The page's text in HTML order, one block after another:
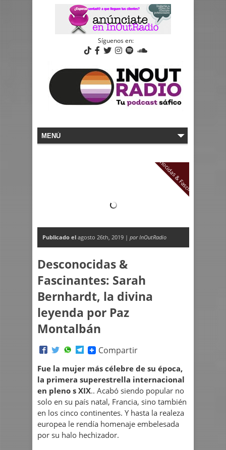
Síguenos en:
Desconocidas & Fascinantes
Publicado el agosto 26th, 2019 | por InOutRadio
Desconocidas &
Fascinantes: Sarah
Bernhardt, la divina
leyenda por Paz
Montalbán
Compartir
Fue la mujer más célebre de su época,
la primera superestrella internacional
en pleno s XIX.. Acabó siendo popular no
solo en su país natal, Francia, sino también
en los cinco continentes. Y hasta la realeza
europea le rendía homenaje embelesada
por su halo hechizador.